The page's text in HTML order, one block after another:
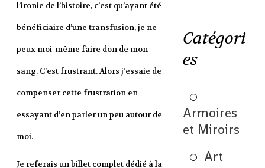
l’ironie de l’histoire, c’est qu’ayant été
bénéficiaire d’une transfusion, je ne
peux moi-même faire don de mon
sang. C’est frustrant. Alors j’essaie de
compenser cette frustration en
essayant d’en parler un peu autour de
moi.
Je referais un billet complet dédié à la
Catégori
es
Armoires
et Miroirs
Art